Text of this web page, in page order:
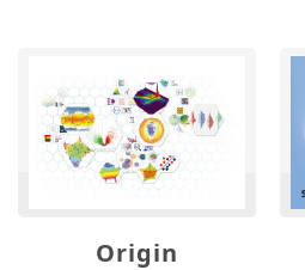
Origin